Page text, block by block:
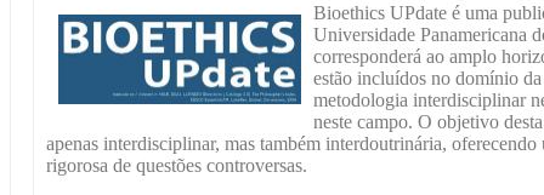
Bioethics UPdate é uma
Universidade Panamericana
corresponderá ao amplo
estão incluídos no domínio
metodologia interdisciplinar
neste campo. O objetivo
apenas interdisciplinar, mas também interdoutrinária,
rigorosa de questões controversas.